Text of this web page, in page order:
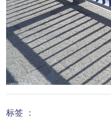
标签 ：